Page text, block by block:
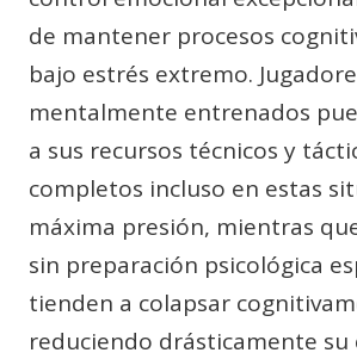
de mantener procesos
bajo estrés extremo.
mentalmente entrenados
a sus recursos técnicos y
completos incluso en estas
máxima presión, mientras
sin preparación psicológica
tienden a colapsar
reduciendo drásticamente su